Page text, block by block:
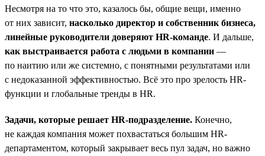
Несмотря на то что это, казалось бы, общие вещи, именно
от них зависит, насколько директор и собственник бизнеса,
линейные руководители доверяют HR-команде. И дальше,
как выстраивается работа с людьми в компании —
по наитию или же системно, с понятными результатами или
с недоказанной эффективностью. Всё это про зрелость HR-
функции и глобальные тренды в HR.
Задачи, которые решает HR-подразделение. Конечно,
не каждая компания может похвастаться большим HR-
департаментом, который закрывает весь пул задач, но важно